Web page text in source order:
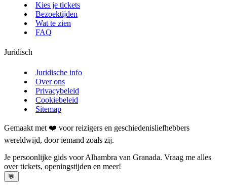
Kies je tickets
Bezoektijden
Wat te zien
FAQ
Juridisch
Juridische info
Over ons
Privacybeleid
Cookiebeleid
Sitemap
Gemaakt met ❤️ voor reizigers en geschiedenisliefhebbers
wereldwijd, door iemand zoals zij.
Je persoonlijke gids voor Alhambra van Granada. Vraag me alles
over tickets, openingstijden en meer!
💬